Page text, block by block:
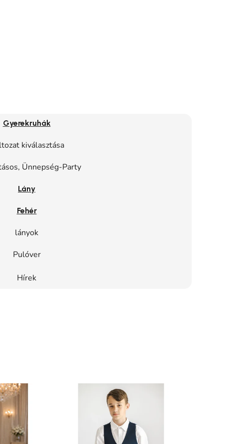
Gyerekruhák
kiválasztása
Ünnepség-Party
Lány
Fehér
lányok
Pulóver
Hírek